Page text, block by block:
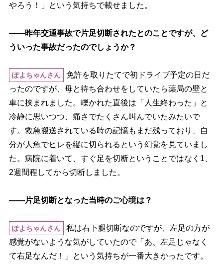
ろう！」という気持ちで載せました。
――昨年交通事故で片足切断されたとのことですが、ど
ういった事故だったのでしょうか？
ぽよちゃんさん
免許を取りたてで初ドライブ予定の日だ
ったのですが、母と待ち合わせをしていたら薬局の壁と
車に挟まれました。轢かれた直後は「人生終わった」と
冷静に思いつつ、痛さでたくさん叫んでいたみたいで
す。救急搬送されている時の記憶もまだ残っており、自
分が人魚でヒレを縦に切られるという幻覚を見ていまし
た。病院に着いて、すぐ足を切断ということではなく1、
2週間程してから切断しました。
――片足切断となった当時のご心境は？
ぽよちゃんさん
私は右下腿切断なのですが、左足の方が
感覚がないような気がしていたので「あ、左足じゃなく
て右足なんだ！」という気持ちが一番大きかったです。